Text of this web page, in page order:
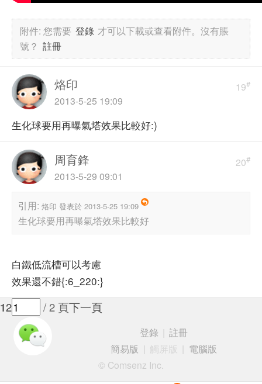
附件:您需要 登錄 才可以下載或查看附件。沒有賬
號？ 註冊
19#
烙印
2013-5-25 19:09
生化球要用再曝氣塔效果比較好:)
20#
周育鋒
2013-5-29 09:01
引用: 烙印 發表於 2013-5-25 19:09
生化球要用再曝氣塔效果比較好
白鐵低流槽可以考慮
效果還不錯{:6_220:}
12 / 2 頁下一頁
登錄
註冊
簡易版
觸屏版
電腦版
© Comsenz Inc.